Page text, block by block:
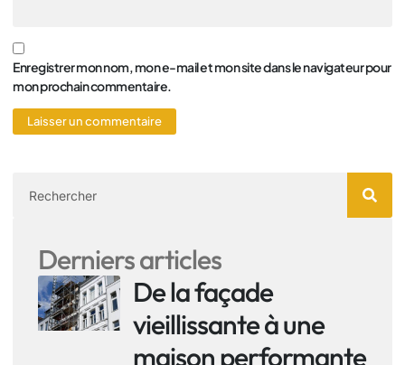
Enregistrer mon nom, mon e-mail et mon site dans le navigateur pour
mon prochain commentaire.
Derniers articles
De la façade
vieillissante à une
maison performante